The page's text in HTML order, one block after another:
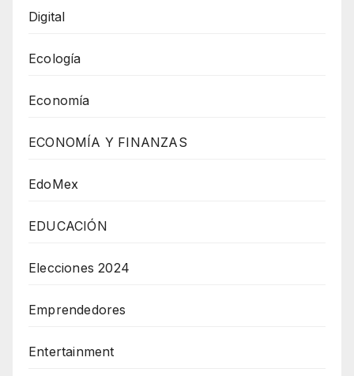
Digital
Ecología
Economía
ECONOMÍA Y FINANZAS
EdoMex
EDUCACIÓN
Elecciones 2024
Emprendedores
Entertainment